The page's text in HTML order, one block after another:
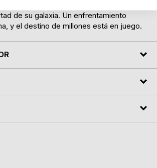
de su galaxia. Un enfrentamiento
y el destino de millones está en juego.